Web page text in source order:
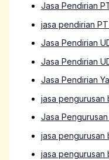
Jasa Pendirian
jasa pendirian
Jasa Pendirian
Jasa Pendirian
Jasa Pendirian
jasa pengurusan
Jasa
jasa
jasa pengurusan